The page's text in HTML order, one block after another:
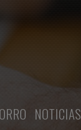
NOTICIAS